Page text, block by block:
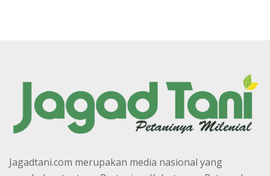
Jagadtani.com merupakan media nasional yang